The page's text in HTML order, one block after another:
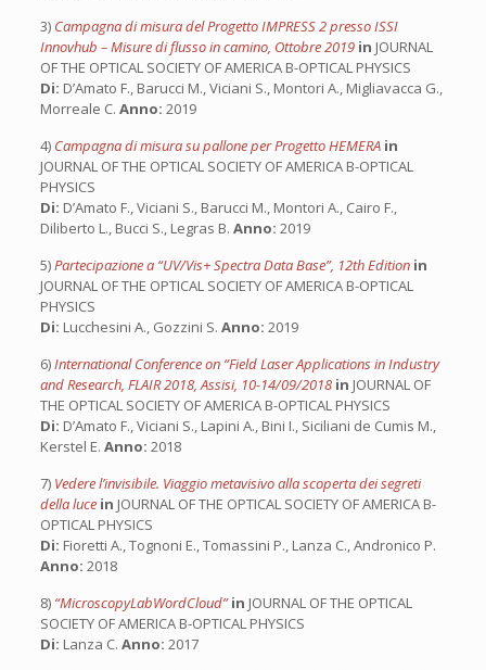
3) Campagna di misura del Progetto IMPRESS 2 presso ISSI
Innovhub – Misure di flusso in camino, Ottobre 2019 in JOURNAL
OF THE OPTICAL SOCIETY OF AMERICA B-OPTICAL PHYSICS
Di: D’Amato F., Barucci M., Viciani S., Montori A., Migliavacca G.,
Morreale C. Anno: 2019
4) Campagna di misura su pallone per Progetto HEMERA in
JOURNAL OF THE OPTICAL SOCIETY OF AMERICA B-OPTICAL
PHYSICS
Di: D’Amato F., Viciani S., Barucci M., Montori A., Cairo F.,
Diliberto L., Bucci S., Legras B. Anno: 2019
5)Partecipazione a “UV/Vis+ Spectra Data Base”, 12th Edition in
JOURNAL OF THE OPTICAL SOCIETY OF AMERICA B-OPTICAL
PHYSICS
Di: Lucchesini A., Gozzini S. Anno: 2019
6)International Conference on “Field Laser Applications in Industry
and Research, FLAIR 2018, Assisi, 10-14/09/2018 in JOURNAL OF
THE OPTICAL SOCIETY OF AMERICA B-OPTICAL PHYSICS
Di: D’Amato F., Viciani S., Lapini A., Bini I., Siciliani de Cumis M.,
Kerstel E. Anno: 2018
7) Vedere l’invisibile. Viaggio metavisivo alla scoperta dei segreti
della luce in JOURNAL OF THE OPTICAL SOCIETY OF AMERICA B-
OPTICAL PHYSICS
Di: Fioretti A., Tognoni E., Tomassini P., Lanza C., Andronico P.
Anno: 2018
8) “MicroscopyLabWordCloud”in JOURNAL OF THE OPTICAL
SOCIETY OF AMERICA B-OPTICAL PHYSICS
Di: Lanza C. Anno: 2017